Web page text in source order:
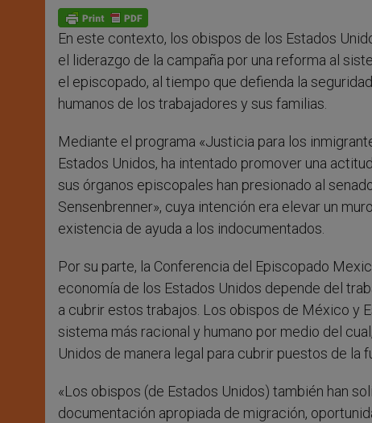
p
p
g
e
r
o
k
En este contexto, los obispos de los Estados
el liderazgo de la campaña por una reforma al
el episcopado, al tiempo que defienda la
humanos de los trabajadores y sus familias.
Mediante el programa «Justicia para los
Estados Unidos, ha intentado promover una
sus órganos episcopales han presionado al
Sensenbrenner», cuya intención era elevar un
existencia de ayuda a los indocumentados.
Por su parte, la Conferencia del Episcopado
economía de los Estados Unidos depende del
a cubrir estos trabajos. Los obispos de México y
sistema más racional y humano por medio del
Unidos de manera legal para cubrir puestos de la
«Los obispos (de Estados Unidos) también han
documentación apropiada de migración,